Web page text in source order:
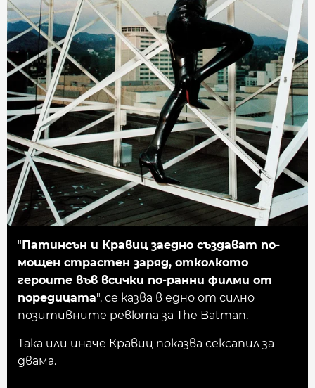
" Патинсън и Кравиц заедно създават по-
мощен страстен заряд, отколкото
героите във всички по-ранни филми от
поредицата", се казва в едно от силно
позитивните ревюта за The Batman.
Така или иначе Кравиц показва сексапил за
двама.